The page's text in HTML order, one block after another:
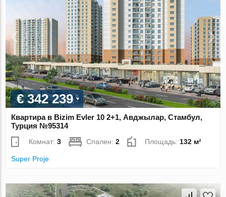
€ 342 239
Квартира в Bizim Evler 10 2+1, Авджылар, Стамбул,
Турция №95314
Комнат:3 Спален:2 Площадь: 132 м²
Super Proje